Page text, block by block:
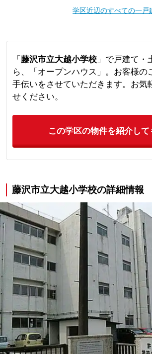
学区近辺のすべての一戸
「 藤沢市立大越小学校」で戸建て・
ら、「オープンハウス」。お客様の
手伝いをさせていただきます。お気
せください。
この学区の物件を紹介して
藤沢市立大越小学校の詳細情報